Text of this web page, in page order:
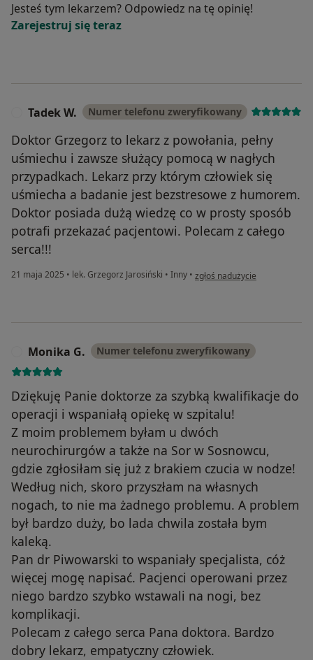
Jesteś tym lekarzem? Odpowiedz na tę opinię!
Zarejestruj się teraz
Tadek W. Numer telefonu zweryfikowany
Doktor Grzegorz to lekarz z powołania, pełny
uśmiechu i zawsze służący pomocą w nagłych
przypadkach. Lekarz przy którym człowiek się
uśmiecha a badanie jest bezstresowe z humorem.
Doktor posiada dużą wiedzę co w prosty sposób
potrafi przekazać pacjentowi. Polecam z całego
serca!!!
21 maja 2025 • lek. Grzegorz Jarosiński • Inny • w opinii użytkownika Tadek W.
zgłoś nadużycie
Monika G. Numer telefonu zweryfikowany
Dziękuję Panie doktorze za szybką kwalifikacje do
operacji i wspaniałą opiekę w szpitalu!
Z moim problemem byłam u dwóch
neurochirurgów a także na Sor w Sosnowcu,
gdzie zgłosiłam się już z brakiem czucia w nodze!
Według nich, skoro przyszłam na własnych
nogach, to nie ma żadnego problemu. A problem
był bardzo duży, bo lada chwila została bym
kaleką.
Pan dr Piwowarski to wspaniały specjalista, cóż
więcej mogę napisać. Pacjenci operowani przez
niego bardzo szybko wstawali na nogi, bez
komplikacji.
Polecam z całego serca Pana doktora. Bardzo
dobry lekarz, empatyczny człowiek.